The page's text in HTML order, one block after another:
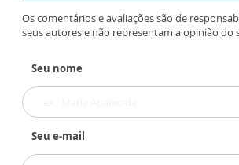
Os comentários e avaliações são de
seus autores e não representam a opinião do
Seu nome
Seu e-mail